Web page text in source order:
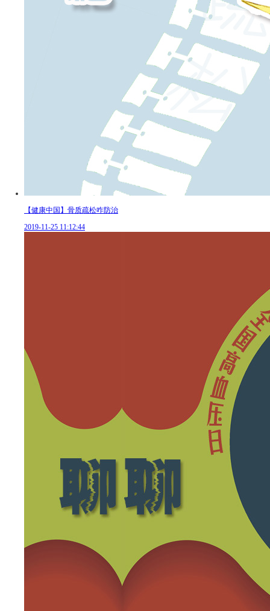
【健康中国】骨质疏松咋防治
2019-11-25 11:12:44